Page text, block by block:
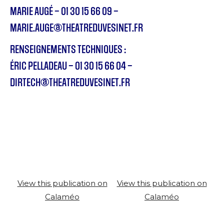
MARIE AUGÉ – 01 30 15 66 09 –
MARIE.AUGE@THEATREDUVESINET.FR
RENSEIGNEMENTS TECHNIQUES :
ÉRIC PELLADEAU – 01 30 15 66 04 –
DIRTECH@THEATREDUVESINET.FR
View this publication on
Calaméo
View this publication on
Calaméo